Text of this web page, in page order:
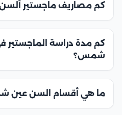
كم مصاريف ماجستير
كم مدة دراسة الماجستير
شمس؟
ما هي أقسام السن عين